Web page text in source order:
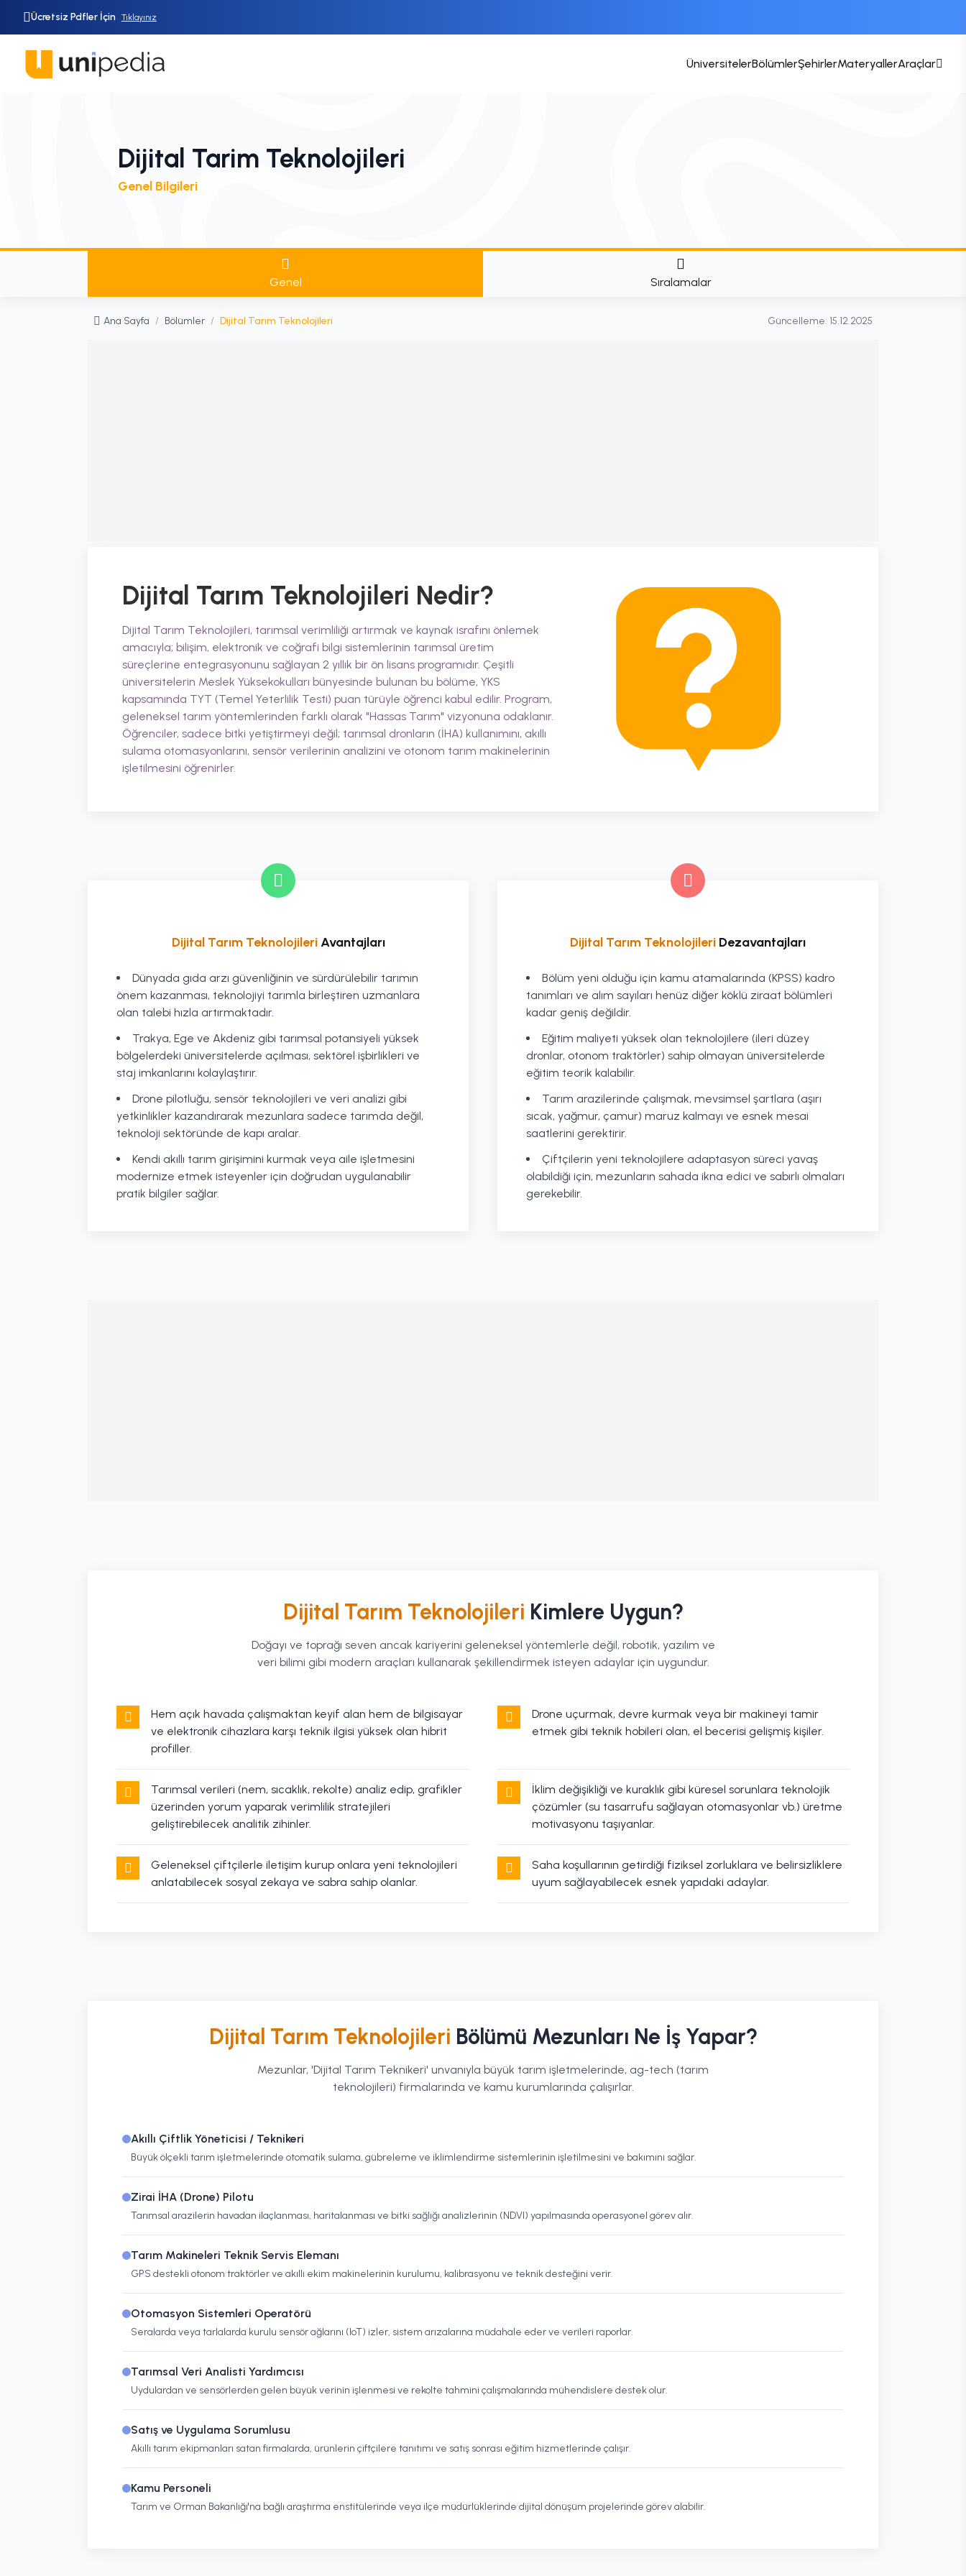
Ücretsiz Pdfler İçin Tıklayınız
ÜniversitelerBölümlerŞehirlerMateryallerAraçlar
Dijital Tarim Teknolojileri
Genel Bilgileri
Genel Sıralamalar
Ana Sayfa / Bölümler / Dijital Tarım Teknolojileri Güncelleme: 15.12.2025
Dijital Tarım Teknolojileri Nedir?
Dijital Tarım Teknolojileri, tarımsal verimliliği artırmak ve kaynak israfını önlemek
amacıyla; bilişim, elektronik ve coğrafi bilgi sistemlerinin tarımsal üretim
süreçlerine entegrasyonunu sağlayan 2 yıllık bir ön lisans programıdır. Çeşitli
üniversitelerin Meslek Yüksekokulları bünyesinde bulunan bu bölüme, YKS
kapsamında TYT (Temel Yeterlilik Testi) puan türüyle öğrenci kabul edilir. Program,
geleneksel tarım yöntemlerinden farklı olarak "Hassas Tarım" vizyonuna odaklanır.
Öğrenciler, sadece bitki yetiştirmeyi değil; tarımsal dronların (İHA) kullanımını, akıllı
sulama otomasyonlarını, sensör verilerinin analizini ve otonom tarım makinelerinin
işletilmesini öğrenirler.
Dijital Tarım TeknolojileriAvantajları
Dünyada gıda arzı güvenliğinin ve sürdürülebilir tarımın
önem kazanması, teknolojiyi tarımla birleştiren uzmanlara
olan talebi hızla artırmaktadır.
Trakya, Ege ve Akdeniz gibi tarımsal potansiyeli yüksek
bölgelerdeki üniversitelerde açılması, sektörel işbirlikleri ve
staj imkanlarını kolaylaştırır.
Drone pilotluğu, sensör teknolojileri ve veri analizi gibi
yetkinlikler kazandırarak mezunlara sadece tarımda değil,
teknoloji sektöründe de kapı aralar.
Kendi akıllı tarım girişimini kurmak veya aile işletmesini
modernize etmek isteyenler için doğrudan uygulanabilir
pratik bilgiler sağlar.
Dijital Tarım Teknolojileri Dezavantajları
Bölüm yeni olduğu için kamu atamalarında (KPSS) kadro
tanımları ve alım sayıları henüz diğer köklü ziraat bölümleri
kadar geniş değildir.
Eğitim maliyeti yüksek olan teknolojilere (ileri düzey
dronlar, otonom traktörler) sahip olmayan üniversitelerde
eğitim teorik kalabilir.
Tarım arazilerinde çalışmak, mevsimsel şartlara (aşırı
sıcak, yağmur, çamur) maruz kalmayı ve esnek mesai
saatlerini gerektirir.
Çiftçilerin yeni teknolojilere adaptasyon süreci yavaş
olabildiği için, mezunların sahada ikna edici ve sabırlı olmaları
gerekebilir.
Dijital Tarım Teknolojileri Kimlere Uygun?
Doğayı ve toprağı seven ancak kariyerini geleneksel yöntemlerle değil, robotik, yazılım ve
veri bilimi gibi modern araçları kullanarak şekillendirmek isteyen adaylar için uygundur.
Hem açık havada çalışmaktan keyif alan hem de bilgisayar
ve elektronik cihazlara karşı teknik ilgisi yüksek olan hibrit
profiller.
Drone uçurmak, devre kurmak veya bir makineyi tamir
etmek gibi teknik hobileri olan, el becerisi gelişmiş kişiler.
Tarımsal verileri (nem, sıcaklık, rekolte) analiz edip, grafikler
üzerinden yorum yaparak verimlilik stratejileri
geliştirebilecek analitik zihinler.
İklim değişikliği ve kuraklık gibi küresel sorunlara teknolojik
çözümler (su tasarrufu sağlayan otomasyonlar vb.) üretme
motivasyonu taşıyanlar.
Geleneksel çiftçilerle iletişim kurup onlara yeni teknolojileri
anlatabilecek sosyal zekaya ve sabra sahip olanlar.
Saha koşullarının getirdiği fiziksel zorluklara ve belirsizliklere
uyum sağlayabilecek esnek yapıdaki adaylar.
Dijital Tarım Teknolojileri Bölümü Mezunları Ne İş Yapar?
Mezunlar, 'Dijital Tarım Teknikeri' unvanıyla büyük tarım işletmelerinde, ag-tech (tarım
teknolojileri) firmalarında ve kamu kurumlarında çalışırlar.
Akıllı Çiftlik Yöneticisi / Teknikeri
Büyük ölçekli tarım işletmelerinde otomatik sulama, gübreleme ve iklimlendirme sistemlerinin işletilmesini ve bakımını sağlar.
Zirai İHA (Drone) Pilotu
Tarımsal arazilerin havadan ilaçlanması, haritalanması ve bitki sağlığı analizlerinin (NDVI) yapılmasında operasyonel görev alır.
Tarım Makineleri Teknik Servis Elemanı
GPS destekli otonom traktörler ve akıllı ekim makinelerinin kurulumu, kalibrasyonu ve teknik desteğini verir.
Otomasyon Sistemleri Operatörü
Seralarda veya tarlalarda kurulu sensör ağlarını (IoT) izler, sistem arızalarına müdahale eder ve verileri raporlar.
Tarımsal Veri Analisti Yardımcısı
Uydulardan ve sensörlerden gelen büyük verinin işlenmesi ve rekolte tahmini çalışmalarında mühendislere destek olur.
Satış ve Uygulama Sorumlusu
Akıllı tarım ekipmanları satan firmalarda, ürünlerin çiftçilere tanıtımı ve satış sonrası eğitim hizmetlerinde çalışır.
Kamu Personeli
Tarım ve Orman Bakanlığı'na bağlı araştırma enstitülerinde veya ilçe müdürlüklerinde dijital dönüşüm projelerinde görev alabilir.